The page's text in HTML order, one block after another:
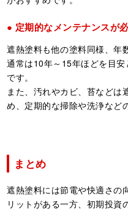
定期的なメンテナンスが
遮熱塗料も他の塗料同様、年
通常は10年～15年ほどを目
です。
また、汚れやカビ、苔などは
め、定期的な掃除や洗浄など
まとめ
遮熱塗料には節電や快適さの
リットがある一方、初期投資